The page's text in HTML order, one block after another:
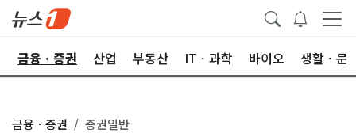
금융ㆍ증권 산업 부동산 ITㆍ과학 바이오 생활ㆍ문
금융ㆍ증권 증권일반